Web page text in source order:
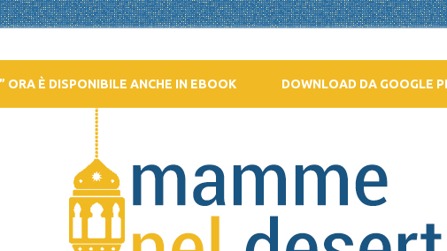
ORA È DISPONIBILE ANCHE IN EBOOK DOWNLOAD DA GOOGLE